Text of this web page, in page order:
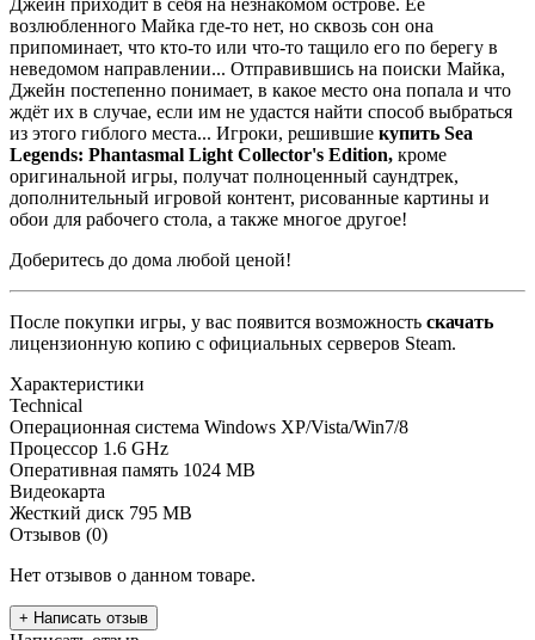
возлюбленного Майка где-то нет, но сквозь сон она
припоминает, что кто-то или что-то тащило его по берегу в
неведомом направлении... Отправившись на поиски Майка,
Джейн постепенно понимает, в какое место она попала и что
ждёт их в случае, если им не удастся найти способ выбраться
из этого гиблого места... Игроки, решившие купить Sea
Legends: Phantasmal Light Collector's Edition, кроме
оригинальной игры, получат полноценный саундтрек,
дополнительный игровой контент, рисованные картины и
обои для рабочего стола, а также многое другое!
Доберитесь до дома любой ценой!
После покупки игры, у вас появится возможность скачать
лицензионную копию с официальных серверов Steam.
Характеристики
Technical
Операционная система Windows XP/Vista/Win7/8
Процессор 1.6 GHz
Оперативная память 1024 MB
Видеокарта
Жесткий диск 795 MB
Отзывов (0)
Нет отзывов о данном товаре.
+ Написать отзыв